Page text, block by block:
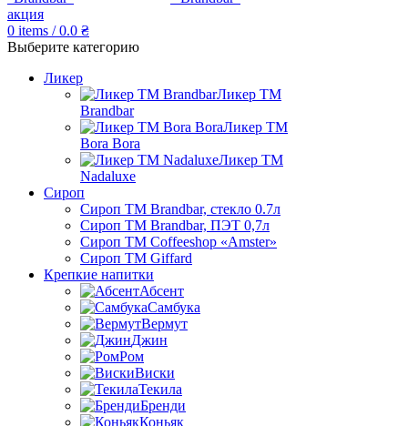
акция
0 items / 0.0 ₴
Выберите категорию
Ликер
Ликер ТМ
Brandbar
Ликер ТМ
Bora Bora
Ликер ТМ
Nadaluxe
Сироп
Сироп TM Brandbar, стекло 0.7л
Сироп TM Brandbar, ПЭТ 0,7л
Сироп TM Coffeeshop «Amster»
Сироп TM Giffard
Крепкие напитки
Абсент
Самбука
Вермут
Джин
Ром
Виски
Текила
Бренди
Коньяк